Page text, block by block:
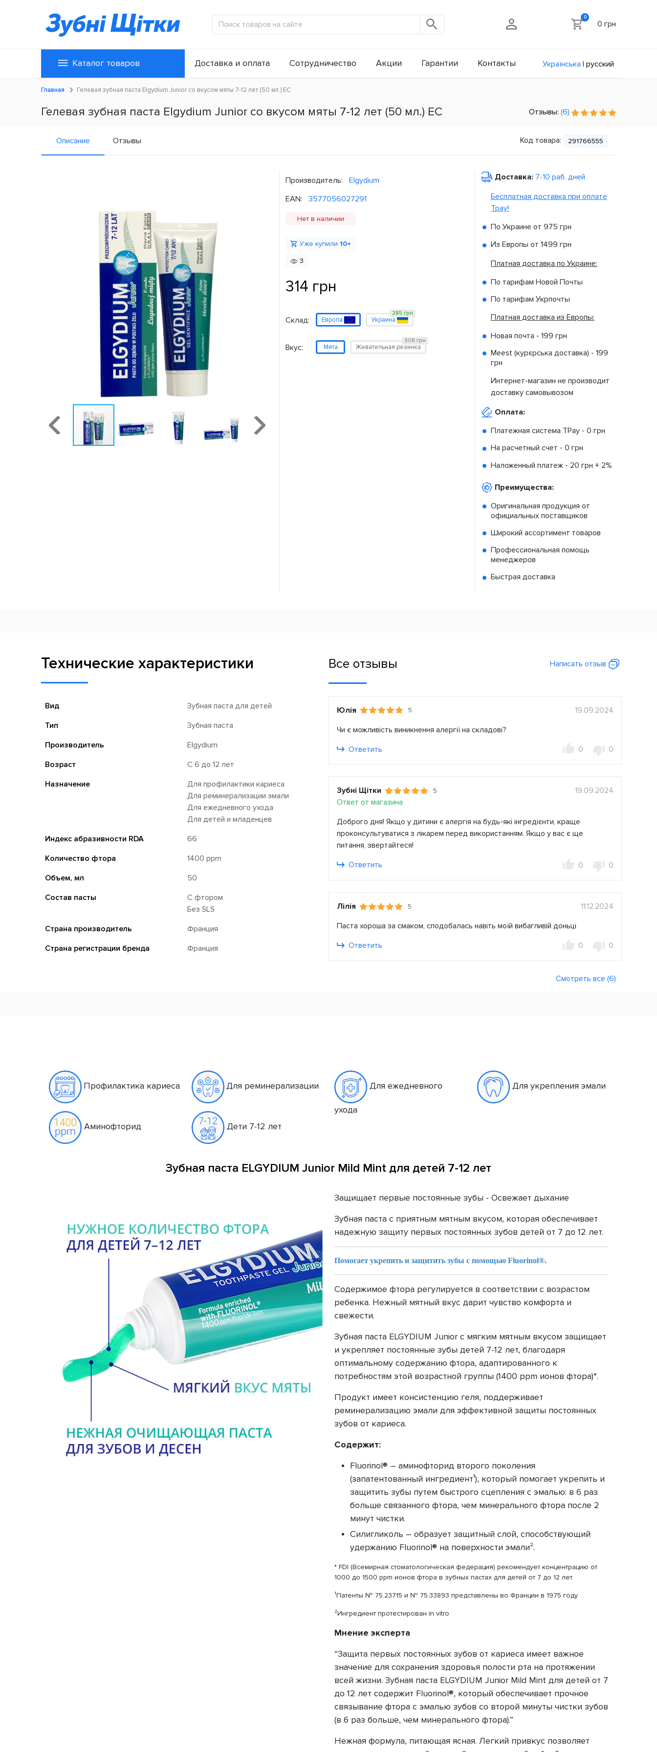
0
0 грн
Каталог товаров Доставка и оплата Сотрудничество Акции Гарантии Контакты Українська | русский
Главная Гелевая зубная паста Elgydium Junior со вкусом мяты 7-12 лет (50 мл.) ЕС
Гелевая зубная паста Elgydium Junior со вкусом мяты 7-12 лет (50 мл.) ЕС Отзывы: (6)
Описание Отзывы Код товара: 291766555
Производитель:
Elgydium
EAN:
3577056027291
Нет в наличии
Уже купили 10+
3
314 грн
Склад: Европа Украина
285 грн
Вкус: Мята Жевательная резинка
308 грн
Доставка: 7-10 раб. дней
Бесплатная доставка при оплате
Tpay!
По Украине от 975 грн
Из Европы от 1499 грн
Платная доставка по Украине:
По тарифам Новой Почты
По тарифам Укрпочты
Платная доставка из Европы:
Новая почта - 199 грн
Meest (курєрська доставка) - 199
грн
Интернет-магазин не производит
доставку самовывозом
Оплата:
Платежная система TPay - 0 грн
На расчетный счет - 0 грн
Наложенный платеж - 20 грн + 2%
Преимущества:
Оригинальная продукция от
официальных поставщиков
Широкий ассортимент товаров
Профессиональная помощь
менеджеров
Быстрая доставка
Технические характеристики
Вид
Зубная паста для детей
Тип
Зубная паста
Производитель
Elgydium
Возраст
С 6 до 12 лет
Назначение
Для профилактики кариеса
Для реминерализации эмали
Для ежедневного ухода
Для детей и младенцев
Индекс абразивности RDA
66
Количество фтора
1400 ppm
Объем, мл
50
Состав пасты
С фтором
Без SLS
Страна производитель
Франция
Страна регистрации бренда
Франция
Все отзывы Написать отзыв
Юлія 5
19.09.2024
Чи є можливість виникнення алергії на складові?
Ответить
0 0
Зубні Щітки 5
Ответ от магазина
19.09.2024
Доброго дня! Якщо у дитини є алергія на будь-які інгредієнти, краще
проконсультуватися з лікарем перед використанням. Якщо у вас є ще
питання, звертайтеся!
Ответить
0 0
Лілія 5
11.12.2024
Паста хороша за смаком, сподобалась навіть моїй вибагливій доньці
Ответить
0 0
Смотреть все (6)
Профилактика кариеса
Аминофторид
Для реминерализации
Дети 7-12 лет
Для ежедневного
ухода
Для укрепления эмали
Зубная паста ELGYDIUM Junior Mild Mint для детей 7-12 лет
Защищает первые постоянные зубы - Освежает дыхание
Зубная паста с приятным мятным вкусом, которая обеспечивает
надежную защиту первых постоянных зубов детей от 7 до 12 лет.
Помогает укрепить и защитить зубы с помощью Fluorinol®.
Содержимое фтора регулируется в соответствии с возрастом
ребенка. Нежный мятный вкус дарит чувство комфорта и
свежести.
Зубная паста ELGYDIUM Junior с мягким мятным вкусом защищает
и укрепляет постоянные зубы детей 7-12 лет, благодаря
оптимальному содержанию фтора, адаптированного к
потребностям этой возрастной группы (1400 ppm ионов фтора)*.
Продукт имеет консистенцию геля, поддерживает
реминерализацию эмали для эффективной защиты постоянных
зубов от кариеса.
Содержит:
Fluorinol® – аминофторид второго поколения
(запатентованный ингредиент¹), который помогает укрепить и
защитить зубы путем быстрого сцепления с эмалью: в 6 раз
больше связанного фтора, чем минерального фтора после 2
минут чистки.
Силигликоль – образует защитный слой, способствующий
удержанию Fluorinol® на поверхности эмали².
* FDI (Всемирная стоматологическая федерация) рекомендует концентрацию от
1000 до 1500 ppm ионов фтора в зубных пастах для детей от 7 до 12 лет.
¹Патенты № 75.23715 и № 75.33893 представлены во Франции в 1975 году.
²Ингредиент протестирован in vitro
Мнение эксперта
“Защита первых постоянных зубов от кариеса имеет важное
значение для сохранения здоровья полости рта на протяжении
всей жизни. Зубная паста ELGYDIUM Junior Mild Mint для детей от 7
до 12 лет содержит Fluorinol®, который обеспечивает прочное
связывание фтора с эмалью зубов со второй минуты чистки зубов
(в 6 раз больше, чем минерального фтора).”
Нежная формула, питающая ясная. Легкий привкус позволяет